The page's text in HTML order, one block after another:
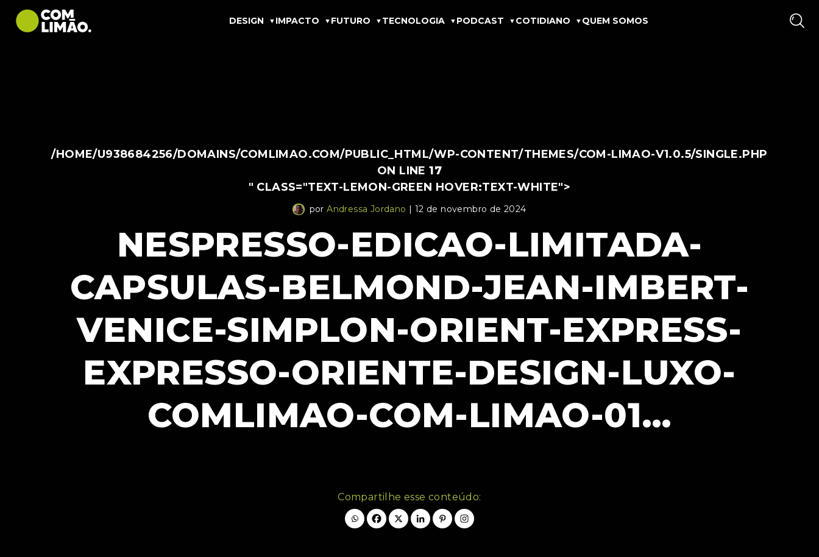
DESIGN IMPACTO FUTURO TECNOLOGIA PODCAST COTIDIANO QUEM SOMOS
/HOME/U938684256/DOMAINS/COMLIMAO.COM/PUBLIC_HTML/WP-CONTENT/THEMES/COM-LIMAO-V1.0.5/SINGLE.PHP
ON LINE17
" CLASS="TEXT-LEMON-GREEN HOVER:TEXT-WHITE">
porAndressa Jordano | 12 de novembro de 2024
NESPRESSO-EDICAO-LIMITADA-
CAPSULAS-BELMOND-JEAN-IMBERT-
VENICE-SIMPLON-ORIENT-EXPRESS-
EXPRESSO-ORIENTE-DESIGN-LUXO-
COMLIMAO-COM-LIMAO-01…
Compartilhe esse conteúdo: